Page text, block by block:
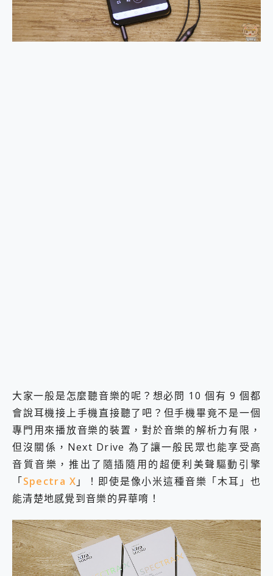
Xiaomi 14 Ultra 開箱 評測~ 有深度的 Leica 影像旗艦手機! 加碼小旗艦 Xiaomi 14 開箱 評測
vivo TWS 3e 真無線藍牙耳機智慧降噪升級、音質明亮溫潤，並支援雙設備連接~
MSI Claw 掌機專屬配件包 來囉 完美保護 MSI Claw A1M-026TW 電競掌機
大家一般是怎麼聽音樂的呢？想必問 10 個有 9 個都
會說耳機接上手機直接聽了吧？但手機畢竟不是一個
專門用來播放音樂的裝置，對於音樂的解析力有限，
但沒關係，Next Drive 為了讓一般民眾也能享受高
音質音樂，推出了隨插隨用的超便利美聲驅動引擎
「Spectra X 」！即使是像小米這種音樂「木耳」也
能清楚地感覺到音樂的昇華唷！